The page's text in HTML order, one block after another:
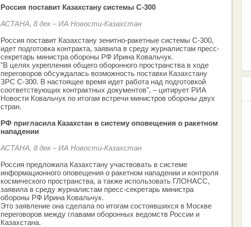
Россия поставит Казахстану системы С-300
АСТАНА, 8 дек – ИА Новости-Казахстан
Россия поставит Казахстану зенитно-ракетные системы С-300,
идет подготовка контракта, заявила в среду журналистам пресс-
секретарь министра обороны РФ Ирина Ковальчук.
"В целях укрепления общего оборонного пространства в ходе
переговоров обсуждалась возможность поставки Казахстану
ЗРС С-300. В настоящее время идет работа над подготовкой
соответствующих контрактных документов", – цитирует РИА
Новости Ковальчук по итогам встречи министров обороны двух
стран.
РФ пригласила Казахстан в систему оповещения о ракетном
нападении
АСТАНА, 8 дек – ИА Новости-Казахстан
Россия предложила Казахстану участвовать в системе
информационного оповещения о ракетном нападении и контроля
космического пространства, а также использовать ГЛОНАСС,
заявила в среду журналистам пресс-секретарь министра
обороны РФ Ирина Ковальчук.
Это заявление она сделала по итогам состоявшихся в Москве
переговоров между главами оборонных ведомств России и
Казахстана.